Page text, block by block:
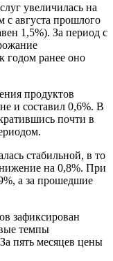
увеличилась на
с августа прошлого
1,5%). За период с
годом ранее оно
продуктов
и составил 0,6%. В
почти в
стабильной, в то
на 0,8%. При
а за прошедшие
зафиксирован
темпы
пять месяцев цены